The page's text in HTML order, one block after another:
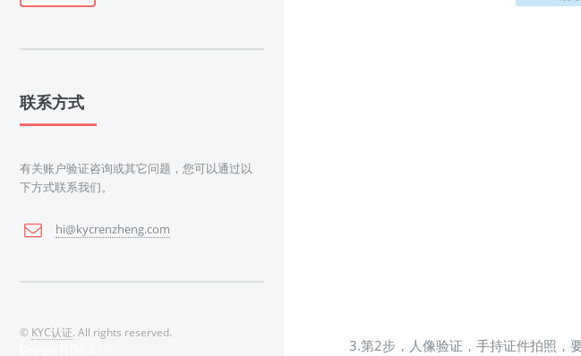
3.第2步，人像验证，手持证件拍照，
联系方式
有关账户验证咨询或其它问题，您可以通过以
下方式联系我们。
hi@kycrenzheng.com
© KYC认证. All rights reserved.